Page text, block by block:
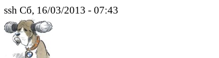
ssh Сб, 16/03/2013 - 07:43